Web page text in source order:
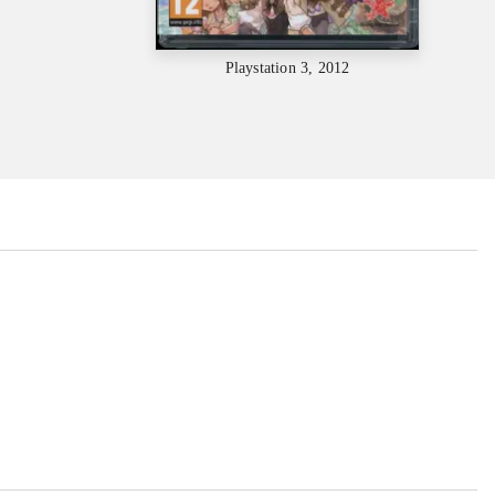
Playstation 3, 2012